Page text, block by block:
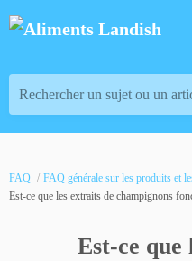
Rechercher un sujet ou un
FAQ
FAQ générale sur les produits et
Est-ce que les extraits de champignons
Est-ce que